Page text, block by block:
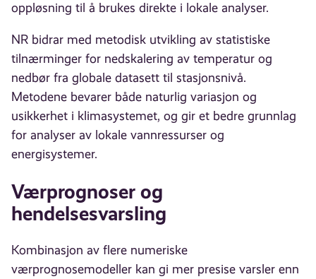
oppløsning til å brukes direkte i lokale analyser.
NR bidrar med metodisk utvikling av statistiske
tilnærminger for nedskalering av temperatur og
nedbør fra globale datasett til stasjonsnivå.
Metodene bevarer både naturlig variasjon og
usikkerhet i klimasystemet, og gir et bedre grunnlag
for analyser av lokale vannressurser og
energisystemer.
Værprognoser og
hendelsesvarsling
Kombinasjon av flere numeriske
værprognosemodeller kan gi mer presise varsler enn